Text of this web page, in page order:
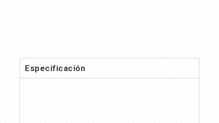
Especificación